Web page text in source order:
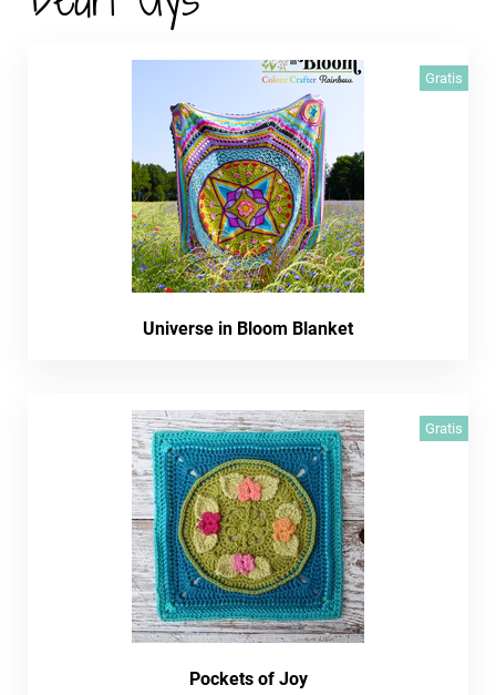
Gratis
Universe in Bloom Blanket
Gratis
Pockets of Joy